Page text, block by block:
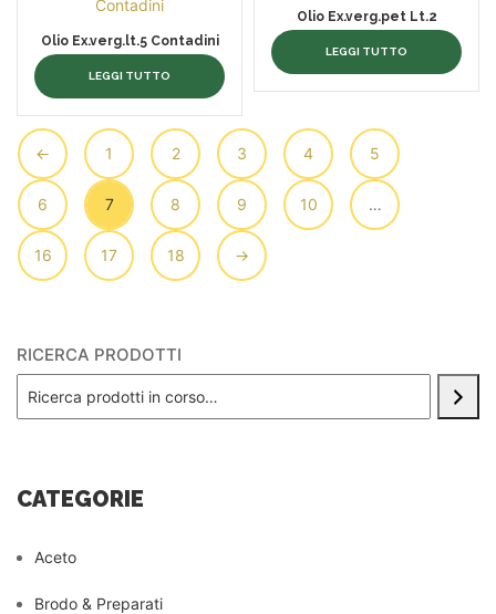
Olio Ex.verg.lt.5 Contadini
LEGGI TUTTO
Olio Ex.verg.pet Lt.2
LEGGI TUTTO
← 1 2 3 4 5
6 7 8 9 10 …
16 17 18 →
RICERCA PRODOTTI
CATEGORIE
Aceto
Brodo & Preparati